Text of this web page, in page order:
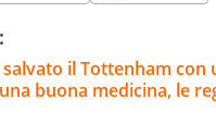
il Tottenham con
buona medicina, le